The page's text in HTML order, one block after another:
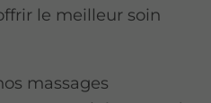
le meilleur soin
massages